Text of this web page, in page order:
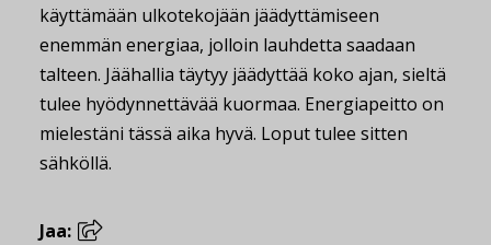
käyttämään ulkotekojään jäädyttämiseen
enemmän energiaa, jolloin lauhdetta saadaan
talteen. Jäähallia täytyy jäädyttää koko ajan, sieltä
tulee hyödynnettävää kuormaa. Energiapeitto on
mielestäni tässä aika hyvä. Loput tulee sitten
sähköllä.
Jaa: